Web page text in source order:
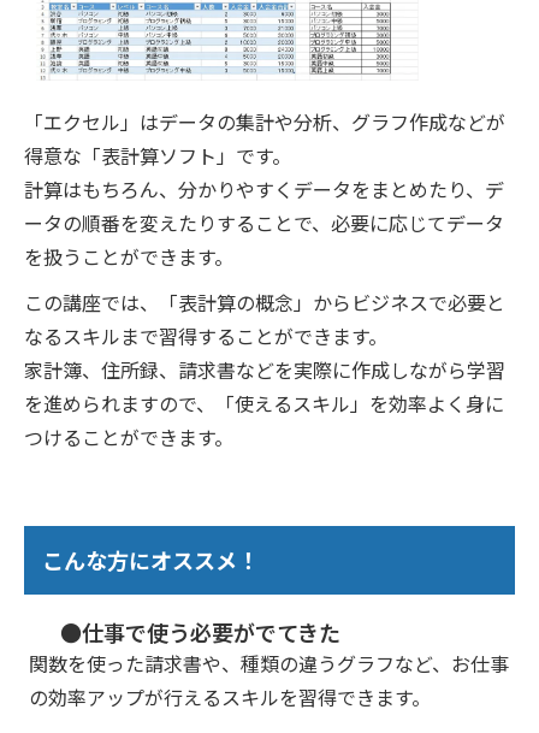
「エクセル」はデータの集計や分析、グラフ作成などが
得意な「表計算ソフト」です。
計算はもちろん、分かりやすくデータをまとめたり、デ
ータの順番を変えたりすることで、必要に応じてデータ
を扱うことができます。
この講座では、「表計算の概念」からビジネスで必要と
なるスキルまで習得することができます。
家計簿、住所録、請求書などを実際に作成しながら学習
を進められますので、「使えるスキル」を効率よく身に
つけることができます。
こんな方にオススメ！
●仕事で使う必要がでてきた
関数を使った請求書や、種類の違うグラフなど、お仕事
の効率アップが行えるスキルを習得できます。